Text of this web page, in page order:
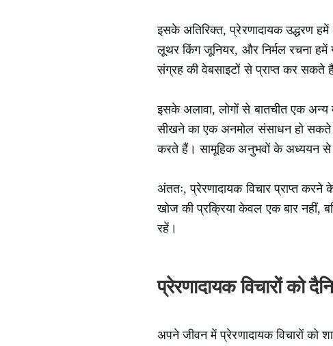
इसके अतिरिक्त, प्रेरणादायक उद्धरण हमें
लूथर किंग जूनियर, और निर्मल रचना हमें
संग्रह की वेबसाइटों से प्राप्त कर सकते
इसके अलावा, लोगों से बातचीत एक अन्य
सीखने का एक अनमोल संसाधन हो सकते
करते हैं। सामूहिक अनुभवों के अध्ययन से
अंततः, प्रेरणादायक विचार प्राप्त
खोज की प्रक्रिया केवल एक बार नहीं,
रहें।
प्रेरणादायक विचारों को
अपने जीवन में प्रेरणादायक विचारों को